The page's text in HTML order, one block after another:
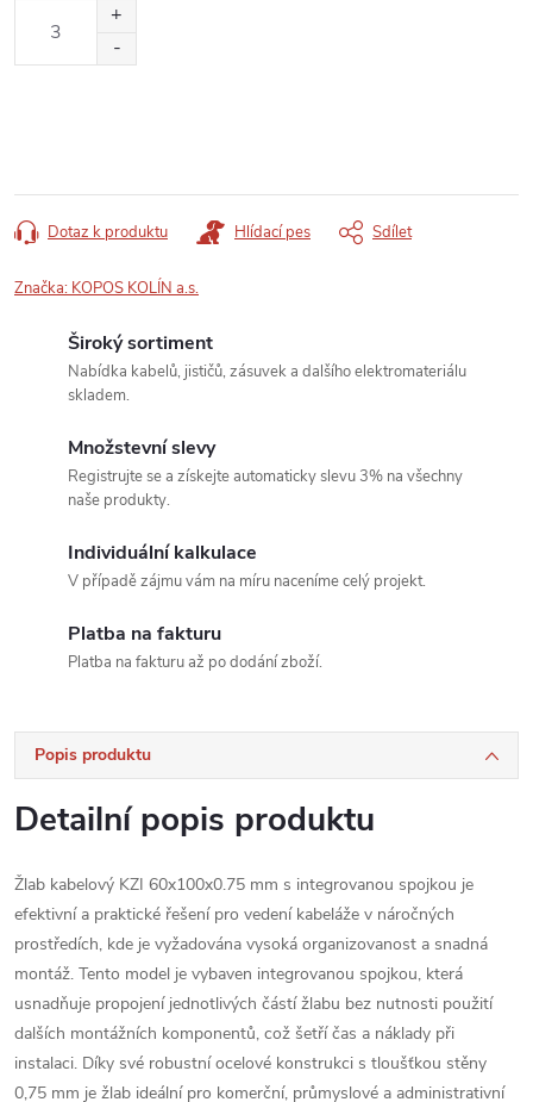
Dotaz k produktu Hlídací pes Sdílet
Značka: KOPOS KOLÍN a.s.
Široký sortiment
Nabídka kabelů, jističů, zásuvek a dalšího elektromateriálu
skladem.
Množstevní slevy
Registrujte se a získejte automaticky slevu 3% na všechny
naše produkty.
Individuální kalkulace
V případě zájmu vám na míru naceníme celý projekt.
Platba na fakturu
Platba na fakturu až po dodání zboží.
Popis produktu
Detailní popis produktu
Žlab kabelový KZI 60x100x0.75 mm s integrovanou spojkou je
efektivní a praktické řešení pro vedení kabeláže v náročných
prostředích, kde je vyžadována vysoká organizovanost a snadná
montáž. Tento model je vybaven integrovanou spojkou, která
usnadňuje propojení jednotlivých částí žlabu bez nutnosti použití
dalších montážních komponentů, což šetří čas a náklady při
instalaci. Díky své robustní ocelové konstrukci s tloušťkou stěny
0,75 mm je žlab ideální pro komerční, průmyslové a administrativní